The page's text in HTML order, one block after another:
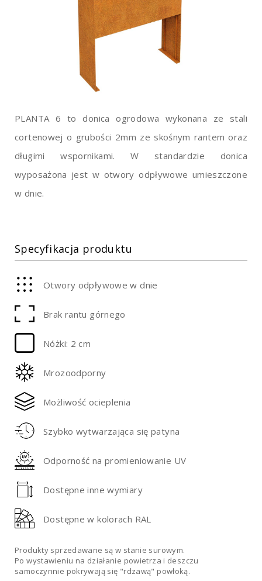
PLANTA 6 to donica ogrodowa wykonana ze stali
cortenowej o grubości 2mm ze skośnym rantem oraz
długimi wspornikami. W standardzie donica
wyposażona jest w otwory odpływowe umieszczone
w dnie.
Specyfikacja produktu
Otwory odpływowe w dnie
Brak rantu górnego
Nóżki: 2 cm
Mrozoodporny
Możliwość ocieplenia
Szybko wytwarzająca się patyna
Odporność na promieniowanie UV
Dostępne inne wymiary
Dostępne w kolorach RAL
Produkty sprzedawane są w stanie surowym.
Po wystawieniu na działanie powietrza i deszczu
samoczynnie pokrywają się "rdzawą" powłoką.